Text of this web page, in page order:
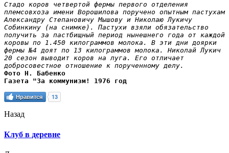
Стадо коров четвертой фермы первого отделения
племсовхоза имени Ворошилова поручено опытным пастухам
Александру Степановичу Мышову и Николаю Лукичу
Собинкину (на снимке). Пастухи взяли обязательство
получить за пастбищный период нынешнего года от каждой
коровы по 1.450 килограммов молока. В эти дни доярки
фермы №4 доят по 13 килограммов молока. Николай Лукич
20 сезон выводит коров на луга. Его отличает
добросовестное отношение к порученному делу.
Фото Н. Бабенко
Газета "За коммунизм! 1976 год
Нравится 13
Назад
Клуб в деревне